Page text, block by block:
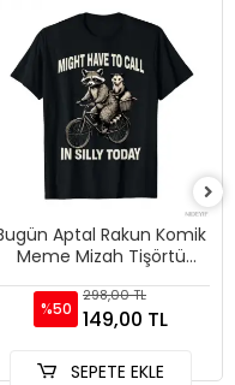
Aptal Rakun Komik
Meme Mizah Tişörtü
mi? Erkekler ve Kadın
%50
298,00 TL
149,00 TL
SEPETE EKLE